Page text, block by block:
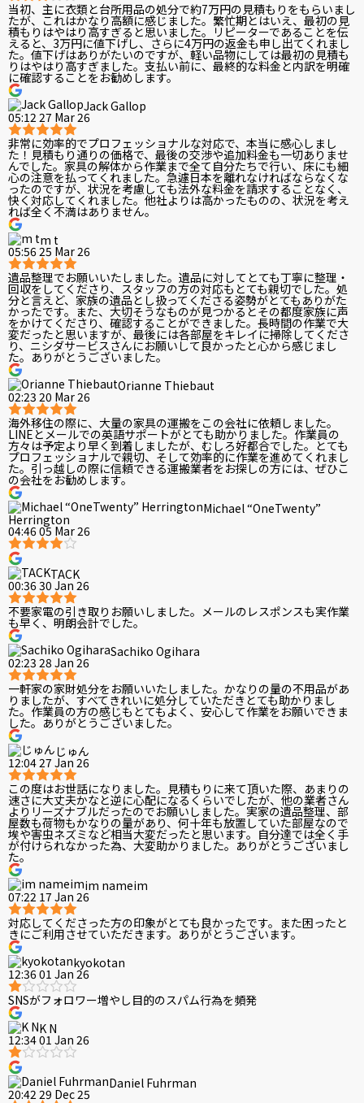
当初、主に衣類と台所用品の処分で約7万円の見積もりをもらいまし
たが、これはかなり高額に感じました。繁忙期とはいえ、最初の見
積もりはやはり高すぎると思いました。リピーターであることを伝
えると、3万円に値下げし、さらに4万円の返金も申し出てくれまし
た。値下げはありがたいのですが、軽い品物にしては最初の見積も
りはやはり高すぎました。支払い前に、最終的な料金と内訳を明確
に確認することをお勧めします。
Jack Gallop
05:12 27 Mar 26
非常に効率的でプロフェッショナルな対応で、本当に感心しまし
た！見積もり通りの価格で、最後の交渉や追加料金も一切ありませ
んでした。家具の解体から作業まで全て自分たちで行い、床にも細
心の注意を払ってくれました。急遽日本を離れなければならなくな
ったのですが、状況を考慮しても法外な料金を請求することなく、
快く対応してくれました。他社よりは高かったものの、状況を考え
れば全く不満はありません。
m t
05:56 25 Mar 26
遺品整理でお願いいたしました。遺品に対してとても丁寧に整理・
回収をしてくださり、スタッフの方の対応もとても親切でした。処
分と言えど、家族の遺品とし扱ってくださる姿勢がとてもありがた
かったです。また、大切そうなものが見つかるとその都度家族に声
をかけてくださり、確認することができました。長時間の作業で大
変だったと思いますが、最後には各部屋をキレイに掃除してくださ
り、ニシダサービスさんにお願いして良かったと心から感じまし
た。ありがとうございました。
Orianne Thiebaut
02:23 20 Mar 26
海外移住の際に、大量の家具の運搬をこの会社に依頼しました。
LINEとメールでの英語サポートがとても助かりました。作業員の
方々は予定より早く到着しましたが、むしろ好都合でした。とても
プロフェッショナルで親切、そして効率的に作業を進めてくれまし
た。引っ越しの際に信頼できる運搬業者をお探しの方には、ぜひこ
の会社をお勧めします。
Michael “OneTwenty”
Herrington
04:46 05 Mar 26
TACK
00:36 30 Jan 26
不要家電の引き取りお願いしました。メールのレスポンスも実作業
も早く、明朗会計でした。
Sachiko Ogihara
02:23 28 Jan 26
一軒家の家財処分をお願いいたしました。かなりの量の不用品があ
りましたが、すべてきれいに処分していただきとても助かりまし
た。作業員の方の感じもとてもよく、安心して作業をお願いできま
した。ありがとうございました。
じゅん
12:04 27 Jan 26
この度はお世話になりました。見積もりに来て頂いた際、あまりの
速さに大丈夫かなと逆に心配になるくらいでしたが、他の業者さん
よりリーズナブルだったのでお願いしました。実家の遺品整理、部
屋数も荷物もかなりの量があり、何十年も放置していた部屋なので
埃や害虫ネズミなど相当大変だったと思います。自分達では全く手
が付けられなかった為、大変助かりました。ありがとうございまし
た。
im nameim
07:22 17 Jan 26
対応してくださった方の印象がとても良かったです。また困ったと
きにご利用させていただきます。ありがとうございます。
kyokotan
12:36 01 Jan 26
SNSがフォロワー増やし目的のスパム行為を頻発
K N
12:34 01 Jan 26
Daniel Fuhrman
20:42 29 Dec 25